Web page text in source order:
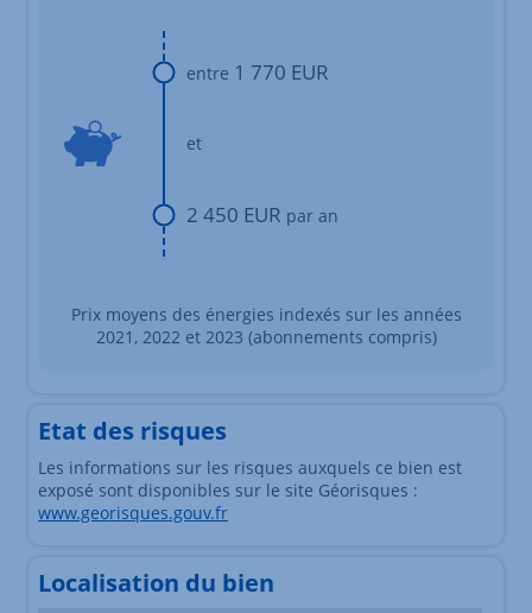
entre 1 770 EUR
et
2 450 EUR par an
Prix moyens des énergies indexés sur les années
2021, 2022 et 2023 (abonnements compris)
Etat des risques
Les informations sur les risques auxquels ce bien est
exposé sont disponibles sur le site Géorisques :
www.georisques.gouv.fr
Localisation du bien